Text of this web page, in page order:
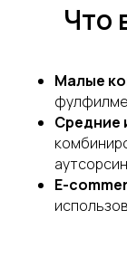
Что
Малые
Средние
E-